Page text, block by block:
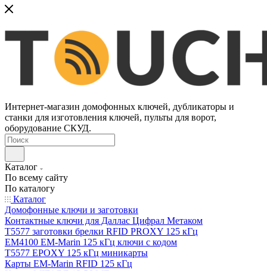
Интернет-магазин домофонных ключей, дубликаторы и
станки для изготовления ключей, пульты для ворот,
оборудование СКУД.
Каталог
По всему сайту
По каталогу
Каталог
Домофонные ключи и заготовки
Контактные ключи для Даллас Цифрал Метаком
T5577 заготовки брелки RFID PROXY 125 кГц
EM4100 EM-Marin 125 кГц ключи с кодом
T5577 EPOXY 125 кГц миникарты
Карты EM-Marin RFID 125 кГц